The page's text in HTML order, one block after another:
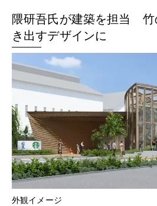
隈研吾氏が建築を担当 竹
き出すデザインに
外観イメージ